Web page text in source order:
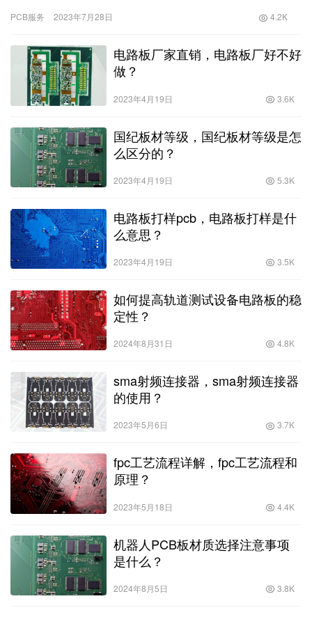
基板PCB，画法，制作方法，
PCB服务 2023年7月28日 4.2K
电路板厂家直销，电路板厂好不好
做？
2023年4月19日 3.6K
国纪板材等级，国纪板材等级是怎
么区分的？
2023年4月19日 5.3K
电路板打样pcb，电路板打样是什
么意思？
2023年4月19日 3.5K
如何提高轨道测试设备电路板的稳
定性？
2024年8月31日 4.8K
sma射频连接器，sma射频连接器
的使用？
2023年5月6日 3.7K
fpc工艺流程详解，fpc工艺流程和
原理？
2023年5月18日 4.4K
机器人PCB板材质选择注意事项
是什么？
2024年8月5日 3.8K